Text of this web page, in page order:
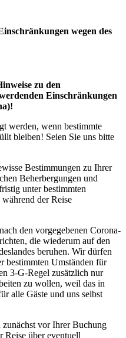
wegen des
zu den
Einschränkungen
werden, wenn bestimmte
bleiben! Seien Sie uns bitte
Bestimmungen zu Ihrer
Beherbergungen und
unter bestimmten
der Reise
den vorgegebenen Corona-
die wiederum auf den
beruhen. Wir dürfen
bestimmten Umständen für
3-G-Regel zusätzlich nur
zu wollen, weil das in
alle Gäste und uns selbst
vor Ihrer Buchung
Reise über eventuell